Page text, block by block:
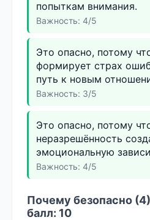
попыткам внимания.
Важность: 4/5
Это опасно, потому
формирует страх
путь к новым
Важность: 3/5
Это опасно, потому
неразрешённость
эмоциональную
Важность: 4/5
Почему безопасно
балл: 10